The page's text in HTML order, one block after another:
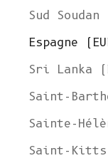
Sud Soudan
Espagne
Sri Lanka
Saint-
Sainte-
Saint-